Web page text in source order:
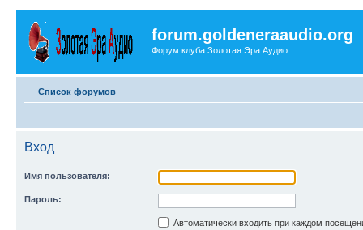
forum.goldeneraaudio.org
Форум клуба Золотая Эра Аудио
Список форумов
Вход
Имя пользователя:
Пароль:
Автоматически входить при каждом